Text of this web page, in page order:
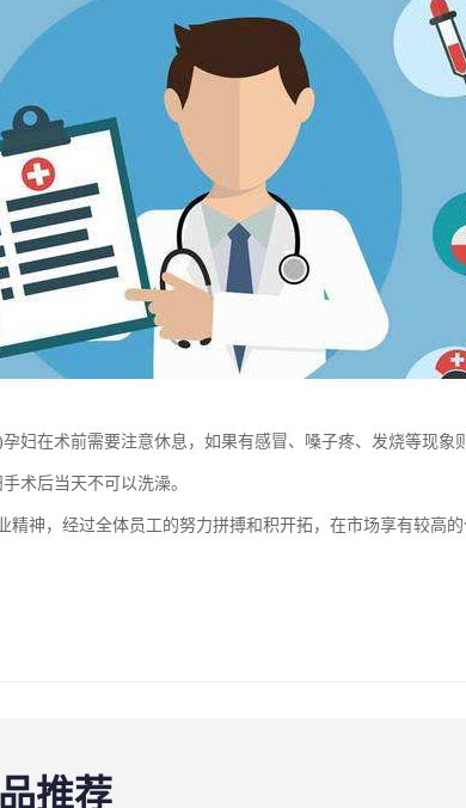
妇在术前需要注意休息，如果有感冒、嗓子疼、发烧等现象
术后当天不可以洗澡。
神，经过全体员工的努力拼搏和积开拓，在市场享有较高的
推荐